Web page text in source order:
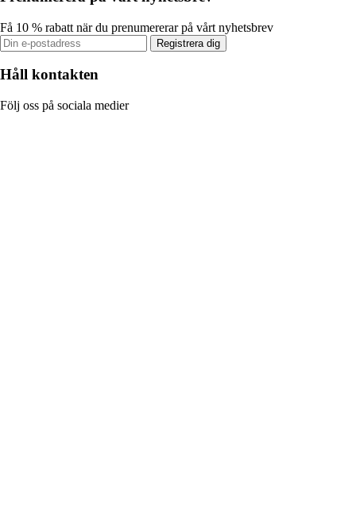
Få 10 % rabatt när du prenumererar på vårt nyhetsbrev
Registrera dig
Håll kontakten
Följ oss på sociala medier